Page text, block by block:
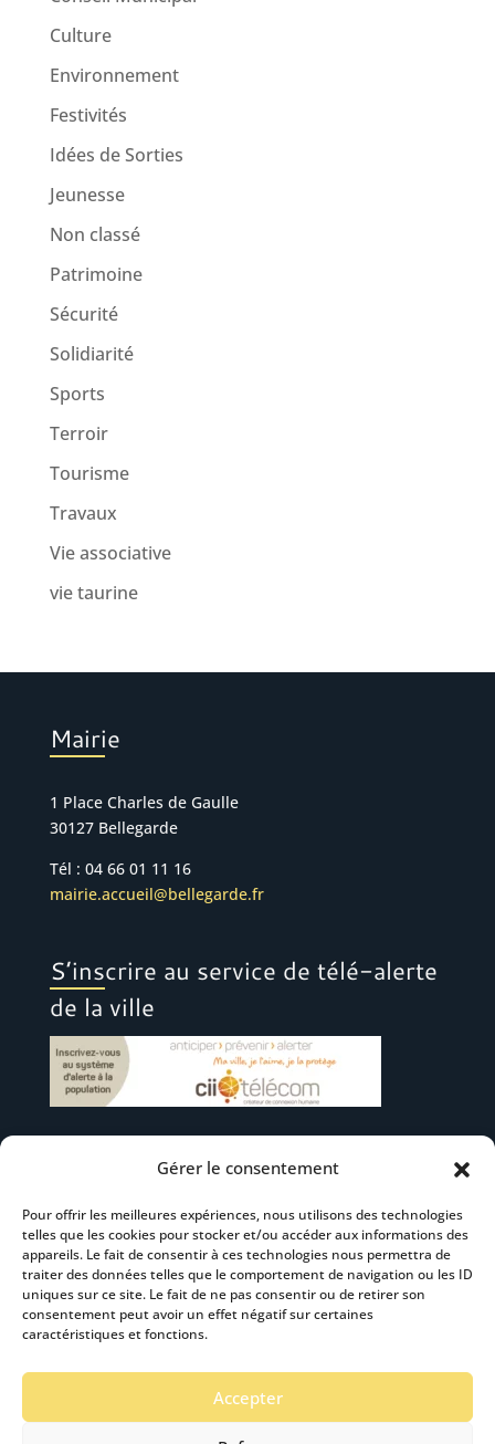
Gérer le consentement
Pour offrir les meilleures expériences, nous utilisons des technologies
telles que les cookies pour stocker et/ou accéder aux informations des
appareils. Le fait de consentir à ces technologies nous permettra de
traiter des données telles que le comportement de navigation ou les ID
uniques sur ce site. Le fait de ne pas consentir ou de retirer son
consentement peut avoir un effet négatif sur certaines
caractéristiques et fonctions.
Accepter
Culture
Environnement
Festivités
Idées de Sorties
Jeunesse
Non classé
Patrimoine
Sécurité
Solidiarité
Sports
Terroir
Tourisme
Travaux
Vie associative
vie taurine
Mairie
1 Place Charles de Gaulle
30127 Bellegarde
Tél : 04 66 01 11 16
mairie.accueil@bellegarde.fr
S’inscrire au service de télé-alerte
de la ville
Suivez-nous
S’abonner à la newsletter